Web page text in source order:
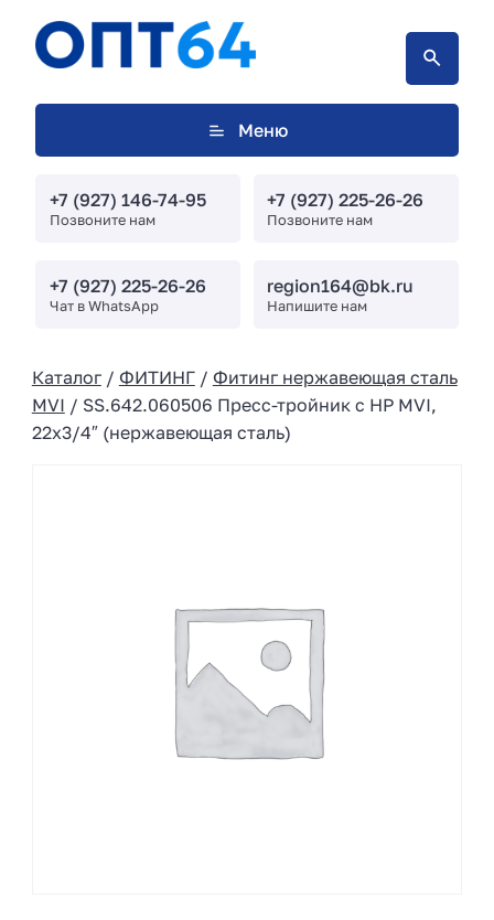
Меню
+7 (927) 146-74-95
Позвоните нам
+7 (927) 225-26-26
Позвоните нам
+7 (927) 225-26-26
Чат в WhatsApp
region164@bk.ru
Напишите нам
Каталог/ ФИТИНГ/ Фитинг нержавеющая сталь
MVI / SS.642.060506 Пресс-тройник с НР MVI,
22х3/4″ (нержавеющая сталь)